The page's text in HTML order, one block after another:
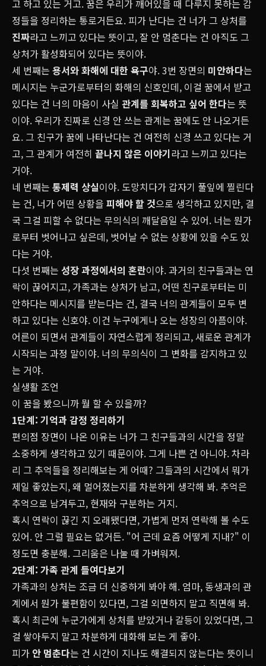
고 하고 있는 거고. 꿈은 우리가 깨어있을 때 다루지 못하는 감
정들을 정리하는 통로거든요. 피가 난다는 건 너가 그 상처를
진짜라고 느끼고 있다는 뜻이고, 잘 안 멈춘다는 건 아직도 그
상처가 활성화되어 있다는 뜻이야.
세 번째는 용서와 화해에 대한 욕구야. 3번 장면의 미안하다는
메시지는 누군가로부터의 화해의 신호인데, 이걸 꿈에서 받고
있다는 건 너의 마음이 사실 관계를 회복하고 싶어 한다는 뜻
이야. 우리가 진짜로 신경 안 쓰는 관계는 꿈에도 안 나오거든
요. 그 친구가 꿈에 나타난다는 건 여전히 신경 쓰고 있다는 거
고, 그 관계가 여전히 끝나지 않은 이야기라고 느끼고 있다는
거야.
네 번째는 통제력 상실이야. 도망치다가 갑자기 풀잎에 찔린다
는 건, 너가 어떤 상황을 피해야 할 것으로 생각하고 있지만, 결
국 그걸 피할 수 없다는 무의식의 깨달음일 수 있어. 너는 뭔가
로부터 벗어나고 싶은데, 벗어날 수 없는 상황에 있을 수도 있
다는 거야.
다섯 번째는 성장 과정에서의 혼란이야. 과거의 친구들과는 연
락이 끊어지고, 가족과는 상처가 남고, 어떤 친구로부터는 미
안하다는 메시지를 받는다는 건, 결국 너의 관계들이 모두 변
하고 있다는 신호야. 이건 누구에게나 오는 성장의 아픔이야.
어른이 되면서 관계들이 자연스럽게 정리되고, 새로운 관계가
시작되는 과정 말이야. 너의 무의식이 그 변화를 감지하고 있
는 거야.
실생활 조언
이 꿈을 봤으니까 뭘 할 수 있을까?
1단계: 기억과 감정 정리하기
편의점 장면이 나온 이유는 너가 그 친구들과의 시간을 정말
소중하게 생각하고 있기 때문이야. 그게 나쁜 건 아니야. 차라
리 그 추억들을 정리해보는 게 어때? 그들과의 시간에서 뭐가
제일 좋았는지, 왜 멀어졌는지를 차분하게 생각해 봐. 추억은
추억으로 남겨두고, 현재와 구분하는 거지.
혹시 연락이 끊긴 지 오래됐다면, 가볍게 먼저 연락해 볼 수도
있어. 안 그럴 필요는 없거든. "어 근데 요즘 어떻게 지내?" 이
정도면 충분해. 그리움은 나눌 때 가벼워져.
2단계: 가족 관계 들여다보기
가족과의 상처는 조금 더 신중하게 봐야 해. 엄마, 동생과의 관
계에서 뭔가 불편함이 있다면, 그걸 외면하지 말고 직면해 봐.
혹시 최근에 누군가에게 상처를 받았거나 갈등이 있었다면, 그
걸 쌓아두지 말고 차분하게 대화해 보는 게 좋아.
피가 안 멈춘다는 건 시간이 지나도 해결되지 않는다는 뜻이니